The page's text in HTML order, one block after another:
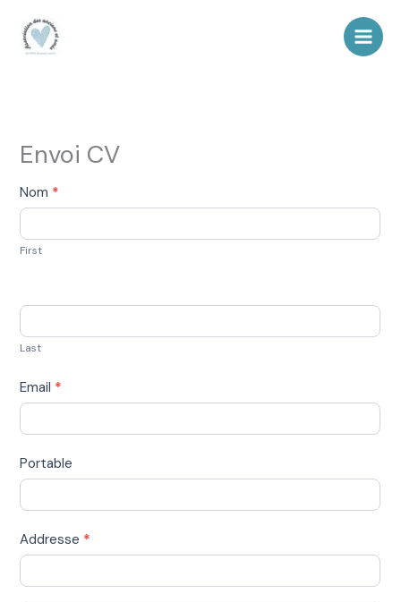
contenu
Envoi CV
Envoi
de
CVs
Nom *
First
Last
Email *
Portable
Addresse *
Addresse